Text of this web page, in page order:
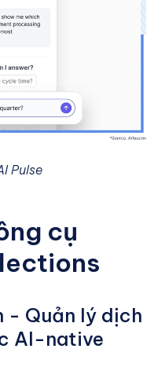
Pulse
cụ
- Quản lý dịch
AI-native